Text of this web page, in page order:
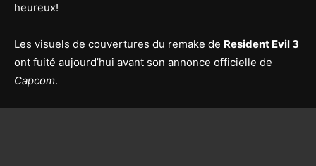
heureux!
Les visuels de couvertures du remake de Resident Evil 3
ont fuité aujourd’hui avant son annonce officielle de
Capcom.